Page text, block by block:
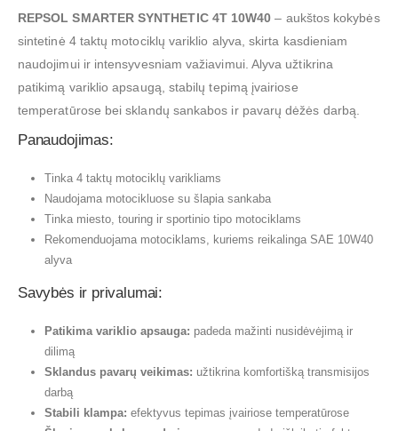
REPSOL SMARTER SYNTHETIC 4T 10W40 – aukštos kokybės
sintetinė 4 taktų motociklų variklio alyva, skirta kasdieniam
naudojimui ir intensyvesniam važiavimui. Alyva užtikrina
patikimą variklio apsaugą, stabilų tepimą įvairiose
temperatūrose bei sklandų sankabos ir pavarų dėžės darbą.
Panaudojimas:
Tinka 4 taktų motociklų varikliams
Naudojama motocikluose su šlapia sankaba
Tinka miesto, touring ir sportinio tipo motociklams
Rekomenduojama motociklams, kuriems reikalinga SAE 10W40
alyva
Savybės ir privalumai:
Patikima variklio apsauga: padeda mažinti nusidėvėjimą ir
dilimą
Sklandus pavarų veikimas: užtikrina komfortišką transmisijos
darbą
Stabili klampa: efektyvus tepimas įvairiose temperatūrose